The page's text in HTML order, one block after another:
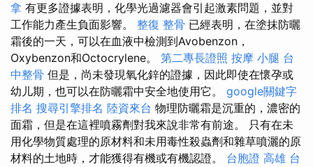
拿 有更多證據表明，化學光過濾器會引起激素問題，並對
工作能力產生負面影響。 整復 整骨 已經表明，在塗抹防曬
霜後的一天，可以在血液中檢測到Avobenzon，
Oxybenzon和Octocrylene。 第二專長證照 按摩 小腿 台
中整骨 但是，尚未發現氧化鋅的證據，因此即使在懷孕或
幼儿期，也可以在防曬霜中安全地使用它。 google關鍵字
排名 搜尋引擎排名 陸資來台 物理防曬霜是沉重的，濃密的
面霜，但是在這裡噴霧劑對我來說非常有前途。 只有在未
用化學物質處理的原材料和未用毒性殺蟲劑和雜草噴灑的原
材料的土地時，才能獲得有機或有機認證。 台胞證 高雄 台